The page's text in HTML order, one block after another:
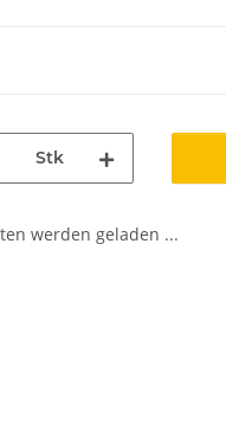
Stk
werden geladen ...